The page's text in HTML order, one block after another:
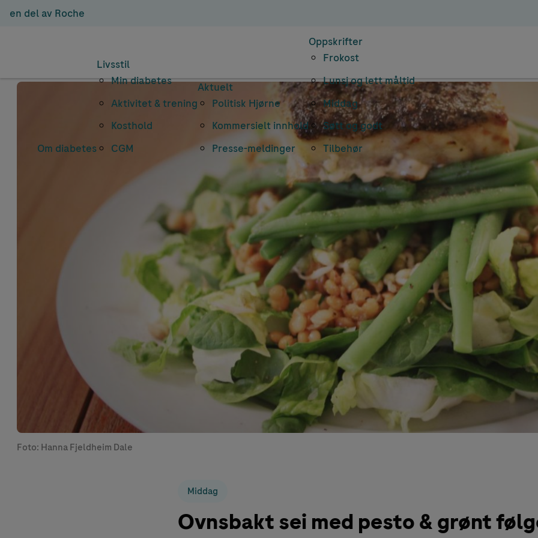
en del av Roche
Om diabetes
Livsstil
Min diabetes
Aktivitet & trening
Kosthold
CGM
Aktuelt
Politisk Hjørne
Kommersielt innhold
Presse-meldinger
Oppskrifter
Frokost
Lunsj og lett måltid
Middag
Søtt og godt
Tilbehør
Foto: Hanna Fjeldheim Dale
Middag
Ovnsbakt sei med pesto & grønt